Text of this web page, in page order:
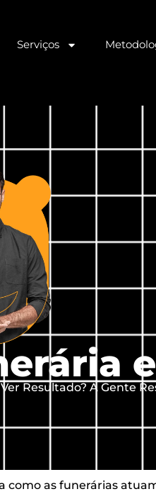
Serviços
Resultado? A Gente
as funerárias